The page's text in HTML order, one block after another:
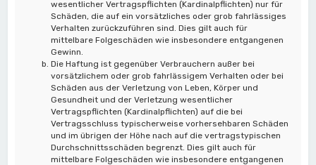
wesentlicher Vertragspflichten (Kardinalpflichten) nur für
Schäden, die auf ein vorsätzliches oder grob fahrlässiges
Verhalten zurückzuführen sind. Dies gilt auch für
mittelbare Folgeschäden wie insbesondere entgangenen
Gewinn.
Die Haftung ist gegenüber Verbrauchern außer bei
vorsätzlichem oder grob fahrlässigem Verhalten oder bei
Schäden aus der Verletzung von Leben, Körper und
Gesundheit und der Verletzung wesentlicher
Vertragspflichten (Kardinalpflichten) auf die bei
Vertragsschluss typischerweise vorhersehbaren Schäden
und im übrigen der Höhe nach auf die vertragstypischen
Durchschnittsschäden begrenzt. Dies gilt auch für
mittelbare Folgeschäden wie insbesondere entgangenen